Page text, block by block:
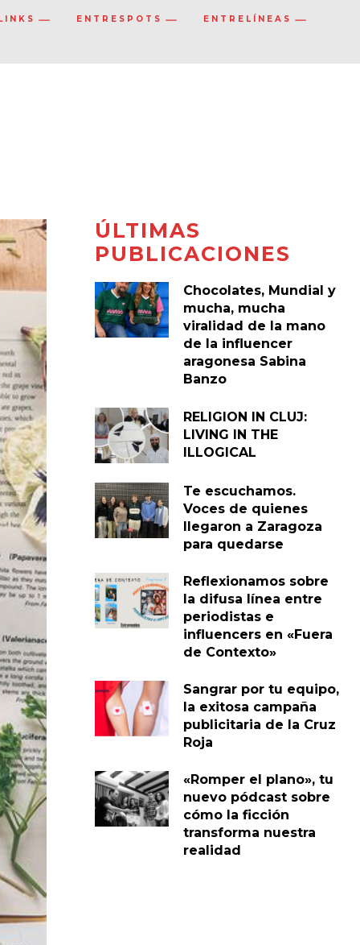
ENTRESPOTS ENTRELÍNEAS
ÚLTIMAS
PUBLICACIONES
Chocolates, Mundial y
mucha, mucha
viralidad de la mano
de la influencer
aragonesa Sabina
Banzo
RELIGION IN CLUJ:
LIVING IN THE
ILLOGICAL
Te escuchamos.
Voces de quienes
llegaron a Zaragoza
para quedarse
Reflexionamos sobre
la difusa línea entre
periodistas e
influencers en «Fuera
de Contexto»
Sangrar por tu equipo,
la exitosa campaña
publicitaria de la Cruz
Roja
«Romper el plano», tu
nuevo pódcast sobre
cómo la ficción
transforma nuestra
realidad